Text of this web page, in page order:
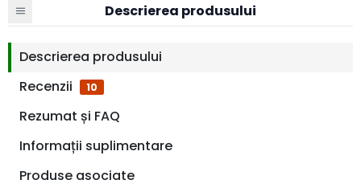
Descrierea produsului
Descrierea produsului
Recenzii
10
Rezumat și FAQ
Informații suplimentare
Produse asociate